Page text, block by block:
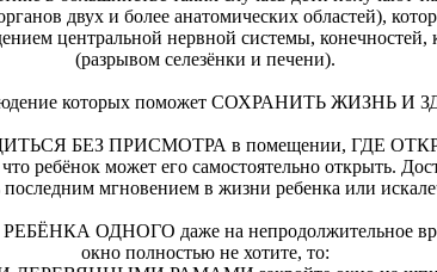
двух и более анатомических областей),
центральной нервной системы, конечностей,
(разрывом селезёнки и печени).
которых поможет СОХРАНИТЬ ЖИЗНЬ
БЕЗ ПРИСМОТРА в помещении, ГДЕ
ребёнок может его самостоятельно открыть.
последним мгновением в жизни ребенка или
ОДНОГО даже на непродолжительное
окно полностью не хотите, то: